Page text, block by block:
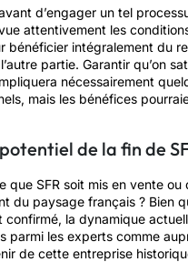
d’engager un tel
attentivement les
bénéficier intégralement du
partie. Garantir qu’on
nécessairement
mais les bénéfices
de la fin de
que SFR soit mis en vente ou
du paysage français ? Bien
confirmé, la dynamique
parmi les experts comme
de cette entreprise